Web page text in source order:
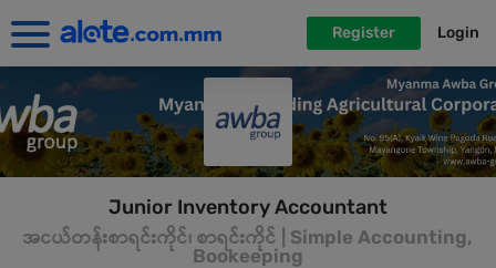
Register Login
Junior Inventory Accountant
အငယ်တန်းစာရင်းကိုင်၊ စာရင်းကိုင် | Simple Accounting,
Bookeeping